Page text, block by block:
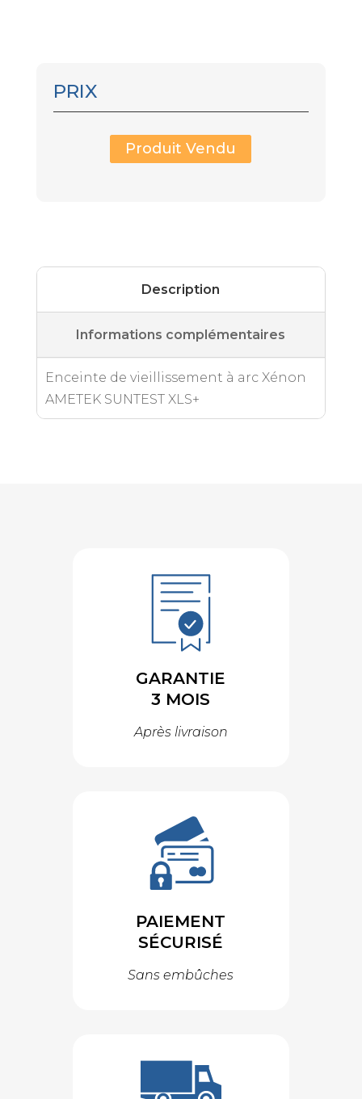
PRIX
Produit Vendu
Description
Informations complémentaires
Enceinte de vieillissement à arc Xénon
AMETEK SUNTEST XLS+
GARANTIE
3 MOIS
Après livraison
PAIEMENT
SÉCURISÉ
Sans embûches